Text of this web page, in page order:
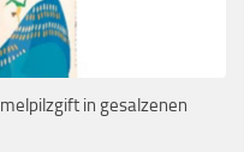
in gesalzenen